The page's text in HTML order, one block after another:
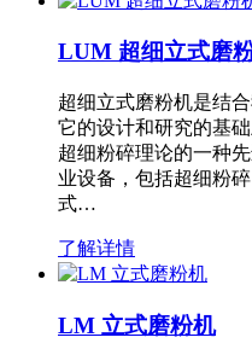
LUM 超细立式磨
超细立式磨粉机是结
它的设计和研究的基
超细粉碎理论的一种
业设备，包括超细粉
式…
了解详情
LM 立式磨粉机